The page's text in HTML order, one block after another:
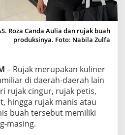
A
C
H
I
T
A
M
P
O
M
A
S
Roza Canda Aulia dan rujak buah
produksinya. Foto: Nabila Zulfa
– Rujak merupakan kuliner
di daerah-daerah lain
rujak cingur, rujak petis,
hingga rujak manis atau
buah tersebut memiliki
masing.